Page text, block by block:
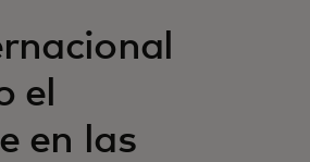
el
en las